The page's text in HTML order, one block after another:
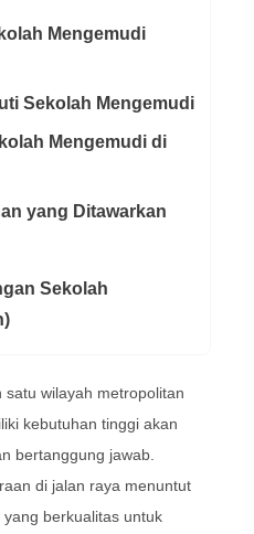
Mengemudi
Sekolah Mengemudi
Mengemudi di
yang Ditawarkan
Sekolah
wilayah metropolitan
kebutuhan tinggi akan
bertanggung jawab.
di jalan raya menuntut
berkualitas untuk